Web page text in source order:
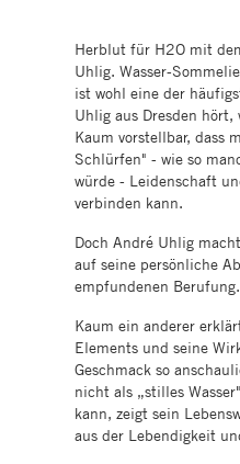
Herblut für H2O mit
Uhlig. Wasser-
ist wohl eine der
Uhlig aus Dresden
Kaum vorstellbar, dass
Schlürfen" - wie so
würde - Leidenschaft
verbinden kann.
Doch André Uhlig
auf seine persönliche
empfundenen Berufung.
Kaum ein anderer
Elements und seine
Geschmack so
nicht als „stilles
kann, zeigt sein
aus der Lebendigkeit